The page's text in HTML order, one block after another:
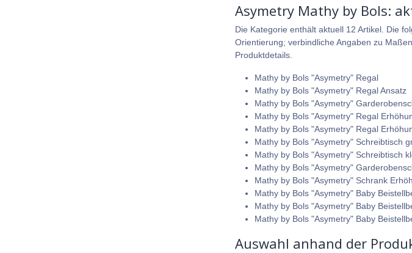
Asymetry Mathy by Bols:
Die Kategorie enthält aktuell 12 Artikel. Die
Orientierung; verbindliche Angaben zu
Produktdetails.
Mathy by Bols "Asymetry" Regal
Mathy by Bols "Asymetry" Regal Ansatz
Mathy by Bols "Asymetry"
Mathy by Bols "Asymetry" Regal
Mathy by Bols "Asymetry" Regal
Mathy by Bols "Asymetry" Schreibtisch
Mathy by Bols "Asymetry" Schreibtisch
Mathy by Bols "Asymetry"
Mathy by Bols "Asymetry" Schrank
Mathy by Bols "Asymetry" Baby
Mathy by Bols "Asymetry" Baby
Mathy by Bols "Asymetry" Baby
Auswahl anhand der